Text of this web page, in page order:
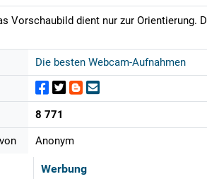
Vorschaubild dient nur zur Orientierung.
Die besten Webcam-Aufnahmen
8 771
Anonym
Werbung